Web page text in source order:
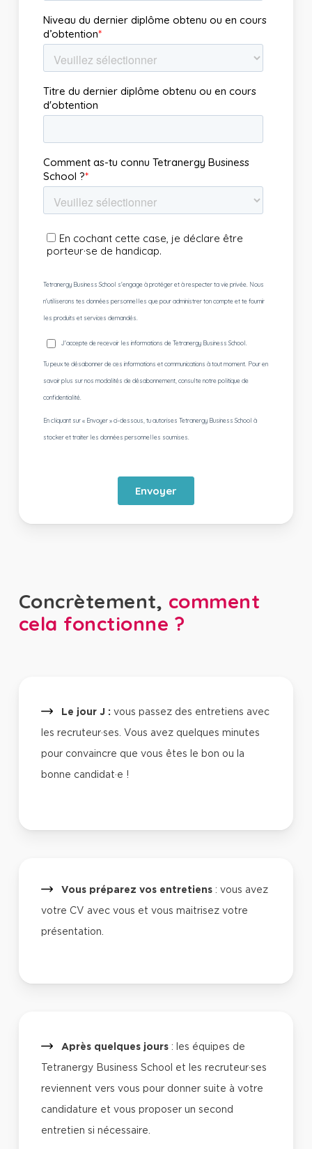
Concrètement, comment
cela fonctionne ?
Le jour J : vous passez des entretiens avec
les recruteur·ses. Vous avez quelques minutes
pour convaincre que vous êtes le bon ou la
bonne candidat·e !
Vous préparez vos entretiens: vous avez
votre CV avec vous et vous maitrisez votre
présentation.
Après quelques jours: les équipes de
Tetranergy Business School et les recruteur·ses
reviennent vers vous pour donner suite à votre
candidature et vous proposer un second
entretien si nécessaire.